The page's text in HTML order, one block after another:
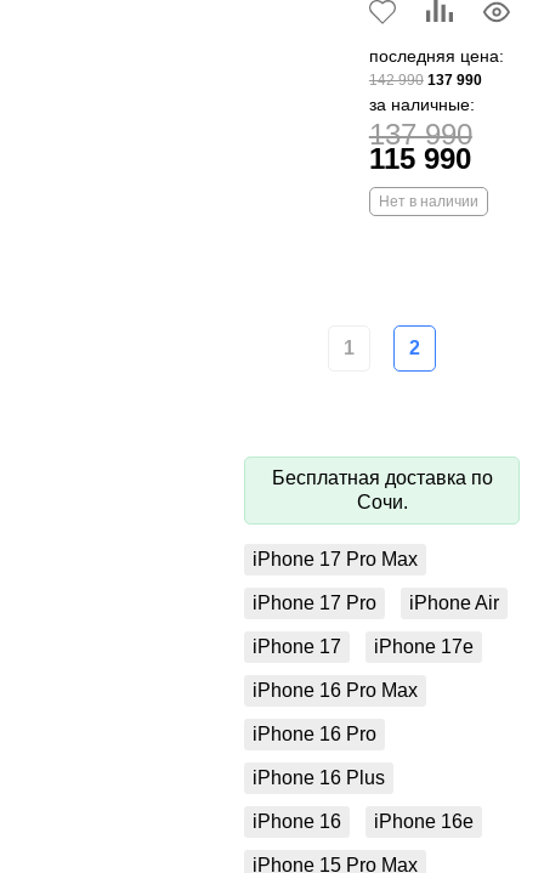
последняя цена:
142 990 137 990
за наличные:
137 990
115 990
Нет в наличии
1 2
Бесплатная доставка по
Сочи.
iPhone 17 Pro Max
iPhone 17 Pro iPhone Air
iPhone 17 iPhone 17e
iPhone 16 Pro Max
iPhone 16 Pro
iPhone 16 Plus
iPhone 16 iPhone 16e
iPhone 15 Pro Max